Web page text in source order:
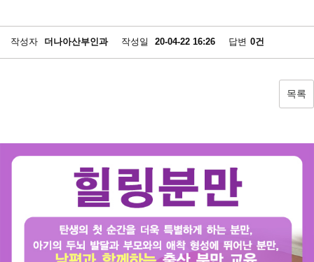
작성자 더나아산부인과 작성일 20-04-22 16:26 답변 0건
목록